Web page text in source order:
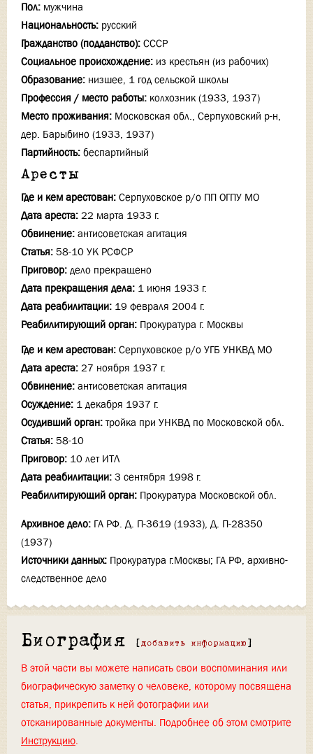
Пол: мужчина
Национальность: русский
Гражданство (подданство): СССР
Социальное происхождение: из крестьян (из рабочих)
Образование: низшее, 1 год сельской школы
Профессия / место работы: колхозник (1933, 1937)
Место проживания: Московская обл., Серпуховский р-н,
дер. Барыбино (1933, 1937)
Партийность: беспартийный
Аресты
Где и кем арестован: Серпуховское р/о ПП ОГПУ МО
Дата ареста: 22 марта 1933 г.
Обвинение: антисоветская агитация
Статья: 58-10 УК РСФСР
Приговор: дело прекращено
Дата прекращения дела: 1 июня 1933 г.
Дата реабилитации: 19 февраля 2004 г.
Реабилитирующий орган: Прокуратура г. Москвы
Где и кем арестован: Серпуховское р/о УГБ УНКВД МО
Дата ареста: 27 ноября 1937 г.
Обвинение: антисоветская агитация
Осуждение: 1 декабря 1937 г.
Осудивший орган: тройка при УНКВД по Московской обл.
Статья: 58-10
Приговор: 10 лет ИТЛ
Дата реабилитации: 3 сентября 1998 г.
Реабилитирующий орган: Прокуратура Московской обл.
Архивное дело: ГА РФ. Д. П-3619 (1933), Д. П-28350
(1937)
Источники данных: Прокуратура г.Москвы; ГА РФ, архивно-
следственное дело
Биография [ добавить информацию ]
В этой части вы можете написать свои воспоминания или
биографическую заметку о человеке, которому посвящена
статья, прикрепить к ней фотографии или
отсканированные документы. Подробнее об этом смотрите
Инструкцию.